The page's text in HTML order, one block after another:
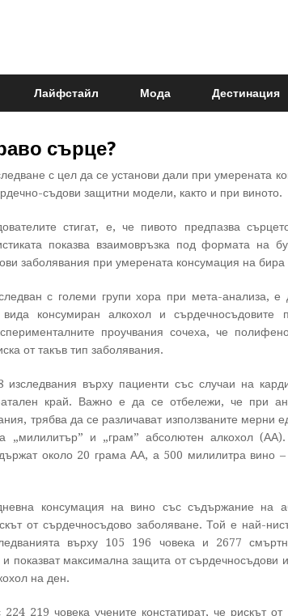
Лайфстайл Мода Дестинация
сърце?
с цел да се установи дали при умерената
съдови защитни модели, както и при виното.
стигат, е, че пивото предпазва
показва взаимовръзка под формата на
заболявания при умерената консумация на бира
с големи групи хора при мета-анализа, е
консумиран алкохол и сърдечносъдовите
проучвания сочеха, че
от такъв тип заболявания.
върху пациенти със случаи на
край. Важно е да се отбележи, че при
трябва да се различават използваните мерни
„милилитър” и „грам” абсолютен алкохол
около 20 грама АА, а 500 милилитра вино
консумация на вино със съдържание на
от сърдечносъдово заболяване. Той е най-
върху 105 196 човека и 2677
и показват максимална защита от сърдечносъдови
на ден.
219 човека учените констатират, че рискът от